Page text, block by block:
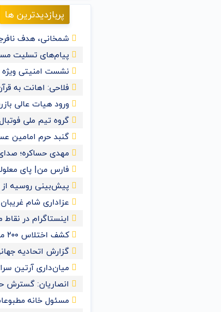
پربازدیدترین ها
شمخانی، هدف
پیام‌های تسلیت
نشست امنیتی ویژه
فلاحی: اهانت به
ورود هیات عالی
گروه تیم ملی
گنبد حرم
مهدی حساکره؛
فارس من| پای
پیش‌بینی روسیه از
عزاداری شام
اینستاگرام در
کشف اختلاس ۲۰۰ میلیاردی یک کارمند خانم در تهران
گزارش اتحادیه
میان‌داری آرتین
انصاریان: گسترش
مسئول خانه